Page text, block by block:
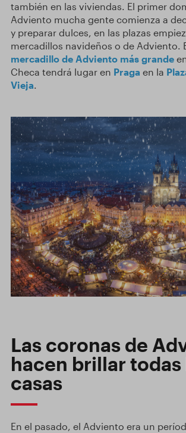
también en las viviendas. El primer
Adviento mucha gente comienza a
y preparar dulces, en las plazas
mercadillos navideños o de Adviento.
mercadillo de Adviento más grande
Checa tendrá lugar en Praga en la
Vieja.
Las coronas de
hacen brillar todas
casas
En el pasado, el Adviento era un